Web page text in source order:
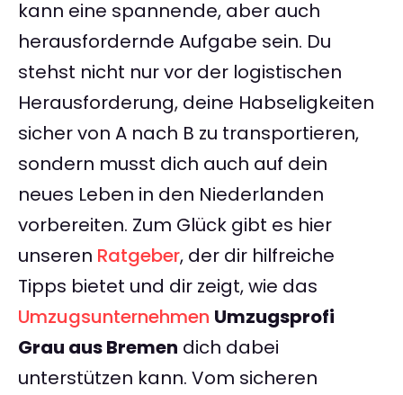
kann eine spannende, aber auch
herausfordernde Aufgabe sein. Du
stehst nicht nur vor der logistischen
Herausforderung, deine Habseligkeiten
sicher von A nach B zu transportieren,
sondern musst dich auch auf dein
neues Leben in den Niederlanden
vorbereiten. Zum Glück gibt es hier
unseren Ratgeber, der dir hilfreiche
Tipps bietet und dir zeigt, wie das
Umzugsunternehmen Umzugsprofi
Grau aus Bremen dich dabei
unterstützen kann. Vom sicheren